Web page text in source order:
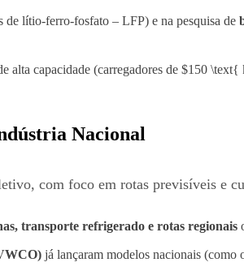
de lítio-ferro-fosfato – LFP) e na pesquisa de
alta capacidade (carregadores de $150
Nacional
com foco em rotas previsíveis e
transporte refrigerado e rotas regionais
já lançaram modelos nacionais